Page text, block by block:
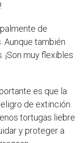
de
Aunque también
muy flexibles
es que la
de extinción.
tortugas liebre
y proteger a